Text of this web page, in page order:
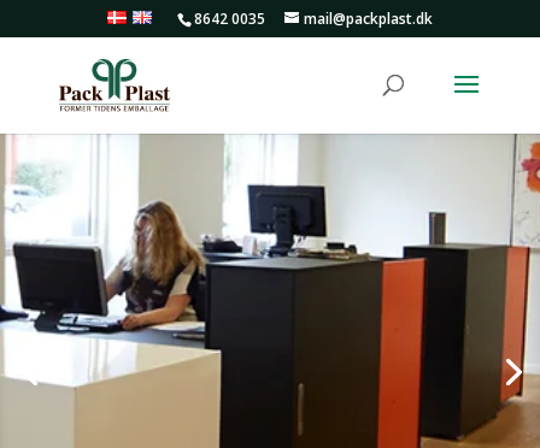
8642 0035 mail@packplast.dk
Produktudvikling
Ofte er det umulige muligt. Det handler om at tænke i
helheder, i løsninger og potentialer frem for
begrænsninger – hos Pack Plast er vi parate til at satse
samme med dig.